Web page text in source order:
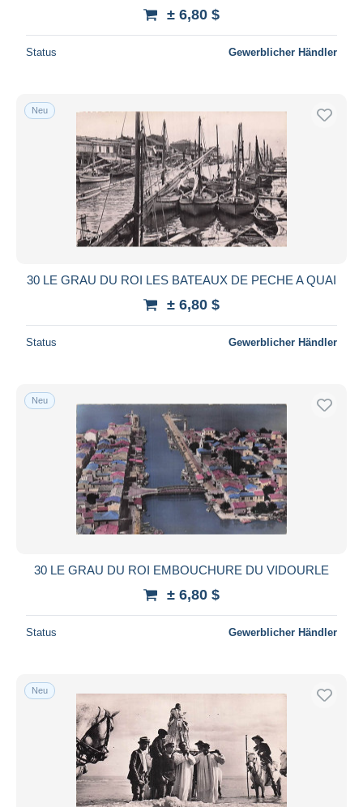
± 6,80 $
Status Gewerblicher Händler
Neu
30 LE GRAU DU ROI LES BATEAUX DE PECHE A QUAI
± 6,80 $
Status Gewerblicher Händler
Neu
30 LE GRAU DU ROI EMBOUCHURE DU VIDOURLE
± 6,80 $
Status Gewerblicher Händler
Neu